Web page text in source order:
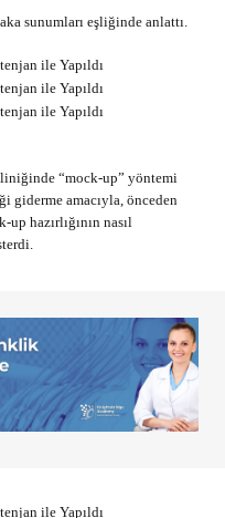
sunumları eşliğinde anlattı.
“mock-up” yöntemi
giderme amacıyla, önceden
hazırlığının nasıl